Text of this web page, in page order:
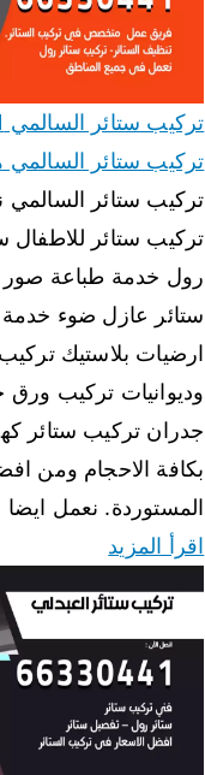
تركيب ستائر السالمي
تركيب ستائر
تركيب ستائر للاطفال
رول خدمة طباعة صور
ستائر عازل ضوء
ارضيات بلاستيك
وديوانيات تركيب ورق
جدران تركيب ستائر
بكافة الاحجام ومن
المستوردة. نعمل
اقرأ المزيد